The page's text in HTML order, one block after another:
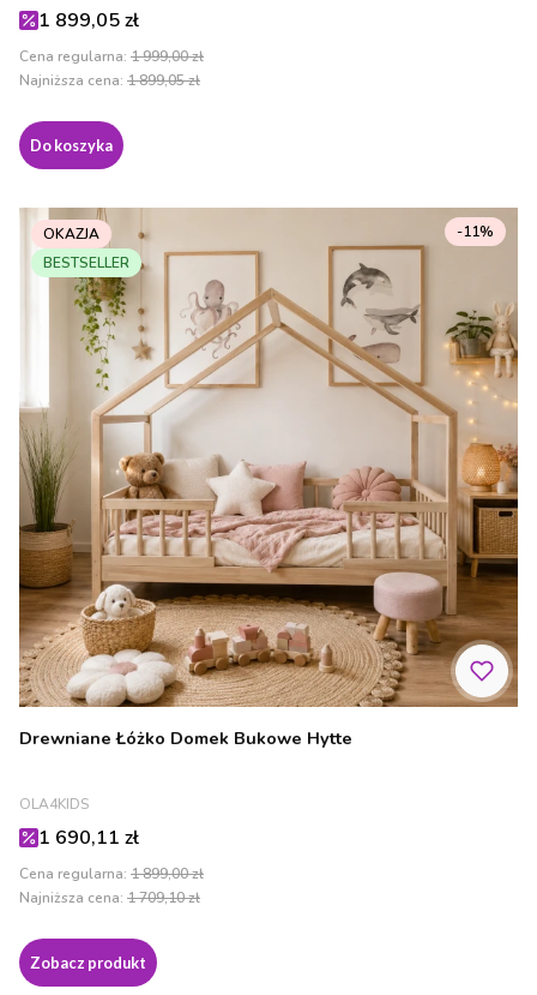
Cena promocyjna
1 899,05 zł
Cena regularna: 1 999,00 zł
Najniższa cena: 1 899,05 zł
Do koszyka
OKAZJA
BESTSELLER
Drewniane Łóżko Domek Bukowe Hytte
PRODUCENT
OLA4KIDS
Cena promocyjna
1 690,11 zł
Cena regularna: 1 899,00 zł
-11%
Najniższa cena: 1 709,10 zł
Zobacz produkt